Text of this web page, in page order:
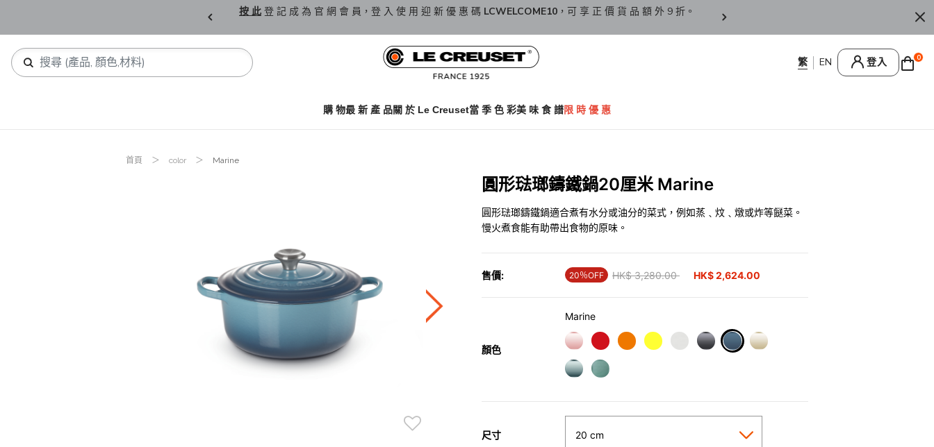
按 此 登 記 成 為 官 網 會 員，登 入 使 用 迎 新 優 惠 碼 LCWELCOME10 ，可 享 正 價 貨 品 額 外 9 折。 香 港 / 澳 門 訂 單 滿
登入 0
購 物最 新 產 品關 於 Le Creuset當 季 色 彩美 味 食 譜限 時 優 惠
首頁 color Marine
圓形琺瑯鑄鐵鍋20厘米 Marine
圓形琺瑯鑄鐵鍋適合煮有水分或油分的菜式，例如蒸﹑炆﹑燉或炸等餸菜。
慢火煮食能有助帶出食物的原味。
售價: 20％OFF Price reduced from
HK$ 3,280.00 HK$ 2,624.00
顏色
Marine
尺寸